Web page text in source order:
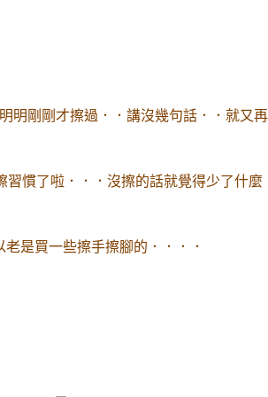
明剛剛才擦過．．講沒幾句話．．就又再
習慣了啦．．．沒擦的話就覺得少了什麼
老是買一些擦手擦腳的．．．．